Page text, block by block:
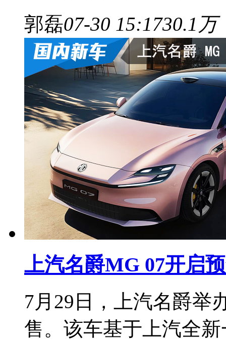
郭磊07-30 15:1730.1万
上汽名爵MG 07开启
7月29日，上汽名爵举
售。该车基于上汽全